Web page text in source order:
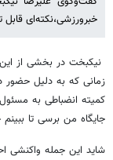
خبرورزشی،نکته‌ای
نیکبخت در بخشی از این
زمانی که به دلیل
کمیته انضباطی به
جایگاه من برسی تا ببینم
شاید این جمله واکنشی